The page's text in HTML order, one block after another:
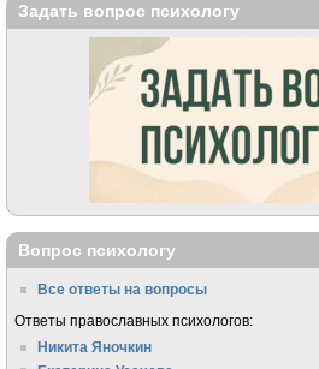
Задать вопрос психологу
Вопрос психологу
Все ответы на вопросы
Ответы православных психологов:
Никита Яночкин